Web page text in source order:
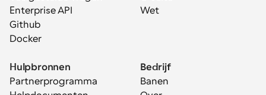
Enterprise API
Github
Docker
Wet
Hulpbronnen
Partnerprogramma
Bedrijf
Banen